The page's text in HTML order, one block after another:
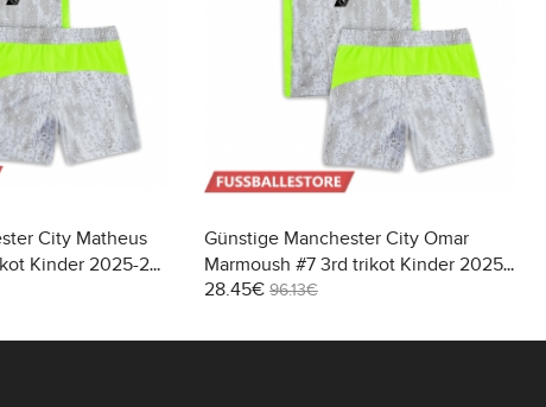
City Matheus
Kinder 2025-26
Günstige Manchester City Omar
Marmoush #7 3rd trikot Kinder 2025-
26 Kurzarm (+ Kurze Hosen)
28.45€ 96.13€